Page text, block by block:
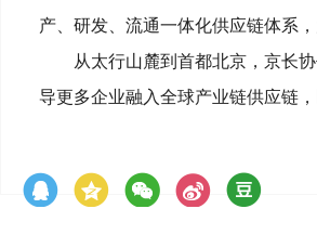
产、研发、流通一体化供应链体系
从太行山麓到首都北京，京长
导更多企业融入全球产业链供应链